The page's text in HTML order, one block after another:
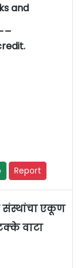
and
Report
संस्थांचा एकूण
वाटा